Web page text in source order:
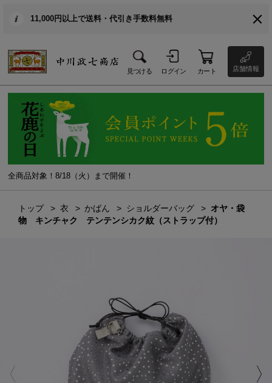
11,000円以上で送料・代引き手数料無料
見つける ログイン カート 店舗情報
全商品対象！8/18（火）まで開催！
トップ 衣 かばん ショルダーバッグ
オヤ・袋
物 キンチャク テンテンシカク紋（ストラップ付）